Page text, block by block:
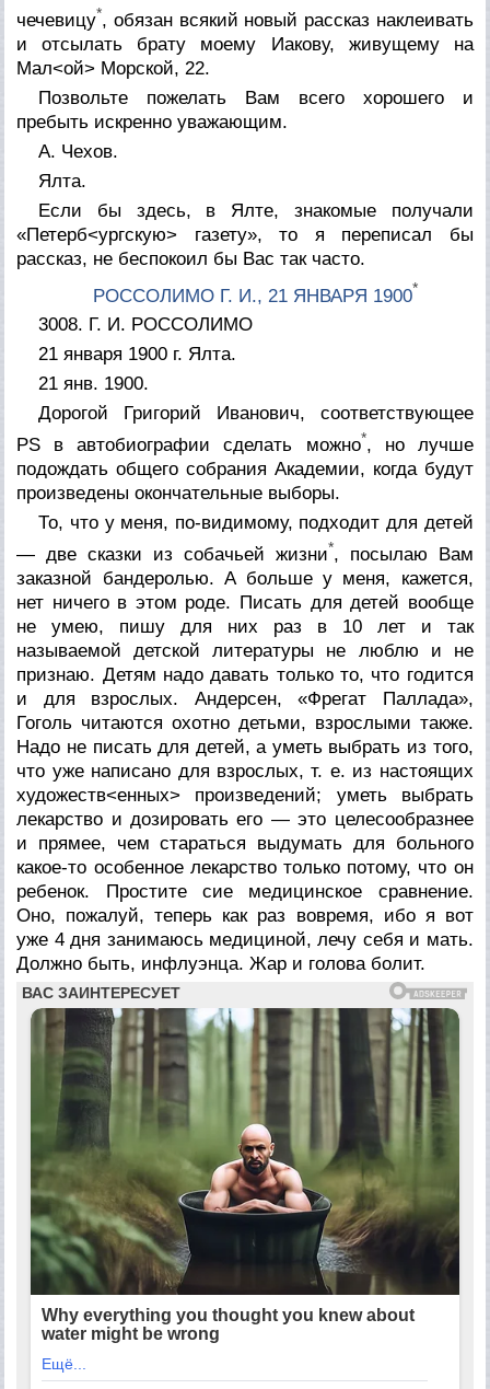
чечевицу*, обязан всякий новый рассказ наклеивать
и отсылать брату моему Иакову, живущему на
Мал<ой> Морской, 22.
Позвольте пожелать Вам всего хорошего и
пребыть искренно уважающим.
А. Чехов.
Ялта.
Если бы здесь, в Ялте, знакомые получали
«Петерб<ургскую> газету», то я переписал бы
рассказ, не беспокоил бы Вас так часто.
РОССОЛИМО Г. И., 21 ЯНВАРЯ 1900*
3008. Г. И. РОССОЛИМО
21 января 1900 г. Ялта.
21 янв. 1900.
Дорогой Григорий Иванович, соответствующее
PS в автобиографии сделать можно*, но лучше
подождать общего собрания Академии, когда будут
произведены окончательные выборы.
То, что у меня, по-видимому, подходит для детей
— две сказки из собачьей жизни*, посылаю Вам
заказной бандеролью. А больше у меня, кажется,
нет ничего в этом роде. Писать для детей вообще
не умею, пишу для них раз в 10 лет и так
называемой детской литературы не люблю и не
признаю. Детям надо давать только то, что годится
и для взрослых. Андерсен, «Фрегат Паллада»,
Гоголь читаются охотно детьми, взрослыми также.
Надо не писать для детей, а уметь выбрать из того,
что уже написано для взрослых, т. е. из настоящих
художеств<енных> произведений; уметь выбрать
лекарство и дозировать его — это целесообразнее
и прямее, чем стараться выдумать для больного
какое-то особенное лекарство только потому, что он
ребенок. Простите сие медицинское сравнение.
Оно, пожалуй, теперь как раз вовремя, ибо я вот
уже 4 дня занимаюсь медициной, лечу себя и мать.
Должно быть, инфлуэнца. Жар и голова болит.